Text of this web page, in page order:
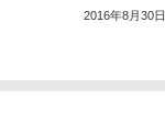
2016年8月30日